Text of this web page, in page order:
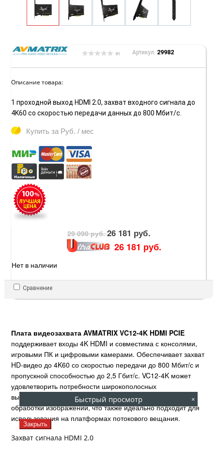
(0) Артикул: 29982
Описание товара:
1 проходной выход HDMI 2.0, захват входного сигнала до
4K60 со скоростью передачи данных до 800 Мбит/с.
Купить за Руб. / мес
29 090 руб.26 181 руб.
26 181 руб.
Нет в наличии
Сравнение
Плата видеозахвата AVMATRIX VC12-4K HDMI PCIE
поддерживает входы 4K HDMI и совместима с консолями,
игровыми ПК и цифровыми камерами. Обеспечивает захват
HD-видео до 4K60 со скоростью передачи до 800 Мбит/с и
пропускной способностью до 2,5 Гбит/с. VC12-4K может
удовлетворить потребности широкополосных
высокопроизводительных приложений для получения и
обработки изображений, что также идеально подходит для
использования на платформах потокового вещания.
Захват сигнала HDMI 2.0
Быстрый просмотр ×
Закрыть